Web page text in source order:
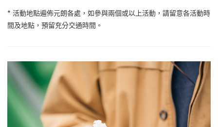
* 活動地點遍佈元朗各處，如參與兩個或以上活動，請留意各活動時
間及地點，預留充分交通時間。